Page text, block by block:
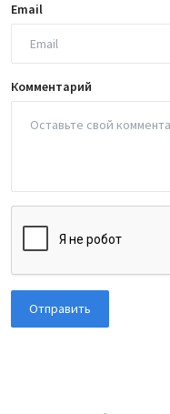
Email
Комментарий
Отправить